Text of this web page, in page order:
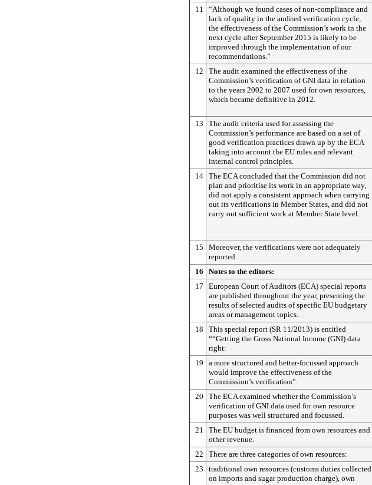
11
“Although we found cases of non-compliance and
lack of quality in the audited verification cycle,
the effectiveness of the Commission’s work in the
next cycle after September 2015 is likely to be
improved through the implementation of our
recommendations.”
12
The audit examined the effectiveness of the
Commission’s verification of GNI data in relation
to the years 2002 to 2007 used for own resources,
which became definitive in 2012.
13
The audit criteria used for assessing the
Commission’s performance are based on a set of
good verification practices drawn up by the ECA
taking into account the EU rules and relevant
internal control principles.
14 The ECA concluded that the Commission did not
plan and prioritise its work in an appropriate way,
did not apply a consistent approach when carrying
out its verifications in Member States, and did not
carry out sufficient work at Member State level.
15
Moreover, the verifications were not adequately
reported
16
Notes to the editors:
17
European Court of Auditors (ECA) special reports
are published throughout the year, presenting the
results of selected audits of specific EU budgetary
areas or management topics.
18
This special report (SR 11/2013) is entitled
““Getting the Gross National Income (GNI) data
right:
19
a more structured and better-focussed approach
would improve the effectiveness of the
Commission’s verification”.
20
The ECA examined whether the Commission’s
verification of GNI data used for own resource
purposes was well structured and focussed.
21
The EU budget is financed from own resources and
other revenue.
22
There are three categories of own resources:
23
traditional own resources (customs duties collected
on imports and sugar production charge), own